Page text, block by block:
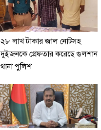
২৮ লাখ টাকার জাল নোটসহ
দুইজনকে গ্রেফতার করেছে গুলশান
থানা পুলিশ